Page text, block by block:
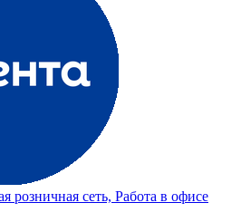
розничная сеть, Работа в офисе